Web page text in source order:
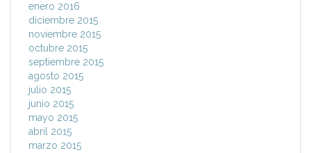
enero 2016
diciembre 2015
noviembre 2015
octubre 2015
septiembre 2015
agosto 2015
julio 2015
junio 2015
mayo 2015
abril 2015
marzo 2015